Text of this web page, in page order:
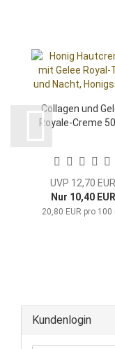
Collagen und
Royale-Creme
UVP 12,70 EUR
Nur 10,40 EUR
20,80 EUR pro 100
Kundenlogin